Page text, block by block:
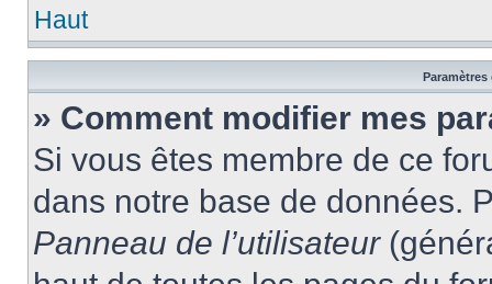
Haut
Paramètres
» Comment modifier mes
Si vous êtes membre de ce
dans notre base de données.
Panneau de l’utilisateur